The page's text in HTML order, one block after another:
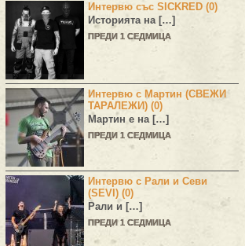
Интервю със SICKRED (0)
Историята на […]
ПРЕДИ 1 СЕДМИЦА
Интервю с Мартин (СВЕЖИ
ТАРАЛЕЖИ) (0)
Мартин е на […]
ПРЕДИ 1 СЕДМИЦА
Интервю с Рали и Севи
(SEVI) (0)
Рали и […]
ПРЕДИ 1 СЕДМИЦА